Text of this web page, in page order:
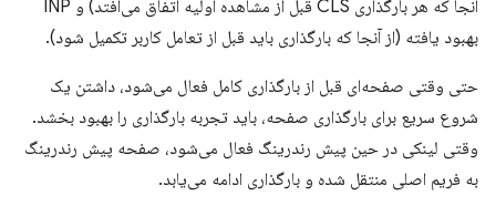
آنجا که هر بارگذاری CLS قبل از مشاهده اولیه اتفاق می‌افتد) و INP
بهبود یافته (از آنجا که بارگذاری باید قبل از تعامل کاربر تکمیل شود).
حتی وقتی صفحه‌ای قبل از بارگذاری کامل فعال می‌شود، داشتن یک
شروع سریع برای بارگذاری صفحه، باید تجربه بارگذاری را بهبود بخشد.
وقتی لینکی در حین پیش رندرینگ فعال می‌شود، صفحه پیش رندرینگ
به فریم اصلی منتقل شده و بارگذاری ادامه می‌یابد.